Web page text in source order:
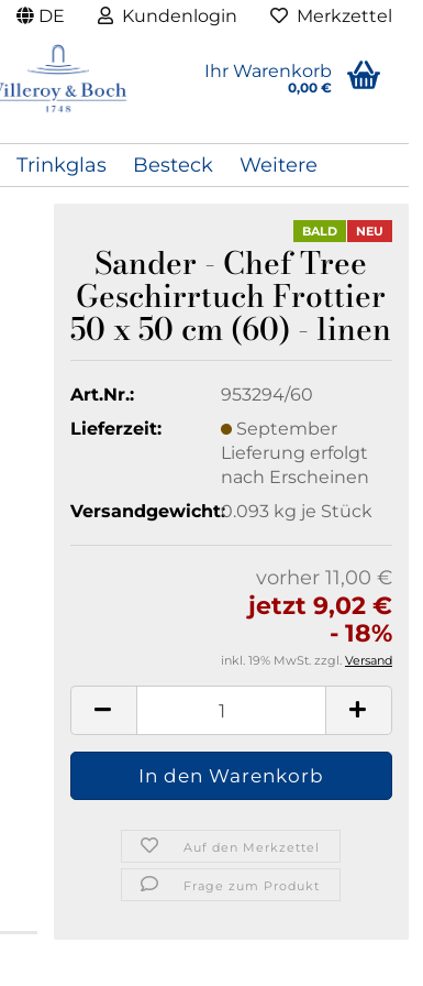
DE Kundenlogin Merkzettel
Ihr Warenkorb
0,00 €
Trinkglas Besteck Weitere
BALD NEU
Sander - Chef Tree
Geschirrtuch Frottier
50 x 50 cm (60) - linen
Art.Nr.:
953294/60
Lieferzeit:
September
Lieferung erfolgt
nach Erscheinen
Versandgewicht:0.093 kg je Stück
vorher 11,00 €
jetzt 9,02 €
- 18%
inkl. 19% MwSt. zzgl. Versand
Auf den Merkzettel
Frage zum Produkt